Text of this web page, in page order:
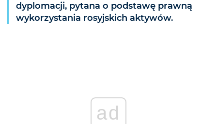
dyplomacji, pytana o podstawę prawną
wykorzystania rosyjskich aktywów.
ad